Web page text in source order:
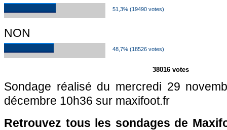
51,3% (19490 votes)
NON
48,7% (18526 votes)
38016 votes
Sondage réalisé du mercredi 29
décembre 10h36 sur maxifoot.fr
Retrouvez tous les sondages de